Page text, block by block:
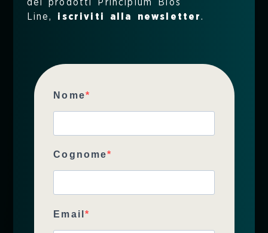
che le uniche fonti sono
animale.
abitudini sociali o
condizioni climatiche che
l’esposizione al sole
particolari fasi della vita
dei prodotti Principium Bios
Line, iscriviti alla newsletter.
Nome
Cognome
Email